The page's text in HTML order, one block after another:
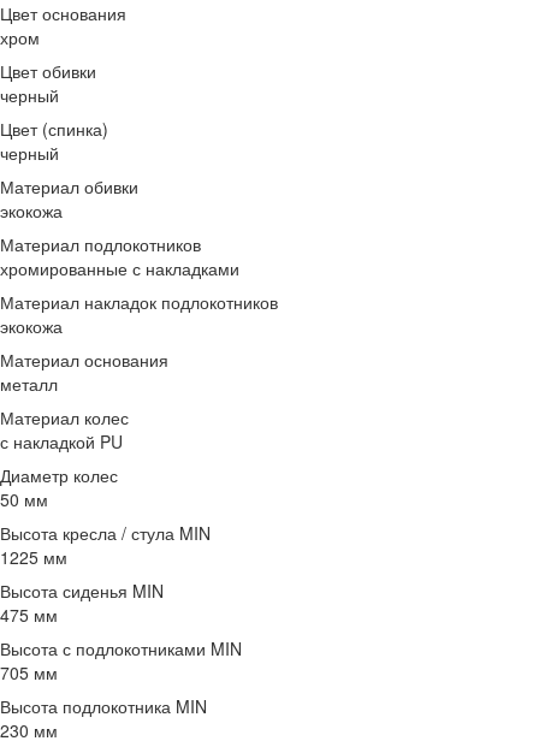
Цвет основания
хром
Цвет обивки
черный
Цвет (спинка)
черный
Материал обивки
экокожа
Материал подлокотников
хромированные с накладками
Материал накладок подлокотников
экокожа
Материал основания
металл
Материал колес
с накладкой PU
Диаметр колес
50 мм
Высота кресла / стула MIN
1225 мм
Высота сиденья MIN
475 мм
Высота с подлокотниками MIN
705 мм
Высота подлокотника MIN
230 мм